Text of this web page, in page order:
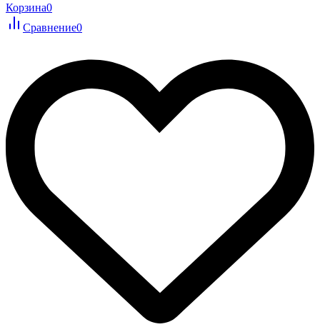
Корзина0
Сравнение0